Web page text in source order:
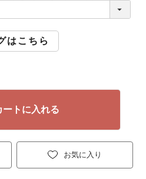
はこちら
お気に入り
ートに入れる